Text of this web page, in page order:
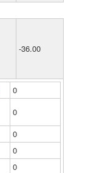
-36.00
0
0
0
0
0